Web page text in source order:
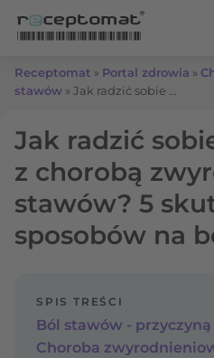
Receptomat » Portal zdrowia »
stawów »
Jak radzić
z chorobą
stawów? 5
sposobów na
SPIS TREŚCI